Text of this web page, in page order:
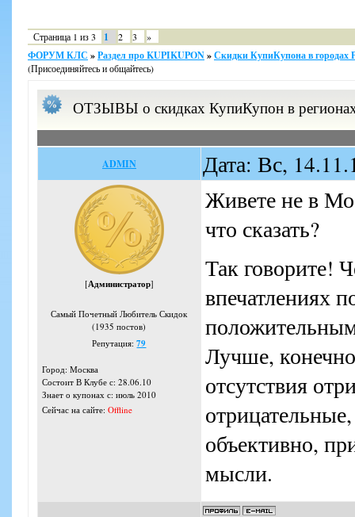
Страница 1 из3 1 2 3 »
ФОРУМ КЛС »Раздел про KUPIKUPON»Скидки КупиКупона в городах
(Присоединяйтесь и общайтесь)
ОТЗЫВЫ о скидках КупиКупон в
ADMIN Дата: Вс,
[Администратор]
Самый Почетный Любитель Скидок
(1935 постов)
Репутация:79
Город: Москва
Состоит В Клубе с: 28.06.10
Знает о купонах с: июль 2010
Сейчас на сайте: Offline
Живете не в
что сказать?
Так говорите!
впечатлениях
Лучше,
отсутствия
объективно,
мысли.